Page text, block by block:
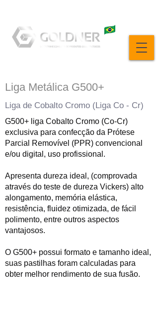
Liga Metálica G500+
Liga de Cobalto Cromo (Liga Co - Cr)
G500+ liga Cobalto Cromo (Co-Cr)
exclusiva para confecção da Prótese
Parcial Removível (PPR) convencional
e/ou digital, uso profissional.
Apresenta dureza ideal, (comprovada
através do teste de dureza Vickers) alto
alongamento, memória elástica,
resistência, fluidez otimizada, de fácil
polimento, entre outros aspectos
vantajosos.
O G500+ possui formato e tamanho ideal,
suas pastilhas foram calculadas para
obter melhor rendimento de sua fusão.